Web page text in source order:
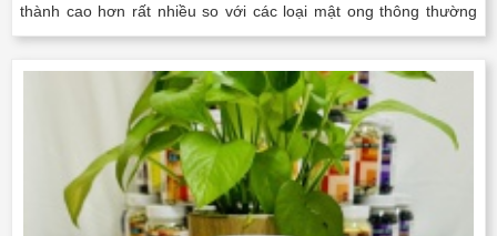
thành cao hơn rất nhiều so với các loại mật ong thông thường
nhưng công dụng và giá trị mà mật ong..